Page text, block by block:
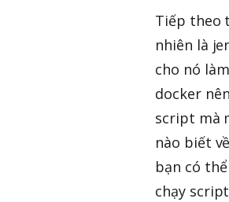
Tiếp theo
nhiên là
cho nó
docker
script mà
nào biết
bạn có
chạy